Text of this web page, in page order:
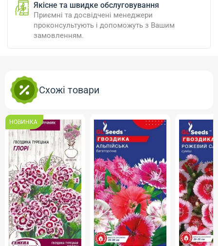
Якісне та швидке обслуговування
Приємні та досвідчені менеджери
проконсультують і допоможуть з Вашим
замовленням.
Схожі товари
НОВИНКА